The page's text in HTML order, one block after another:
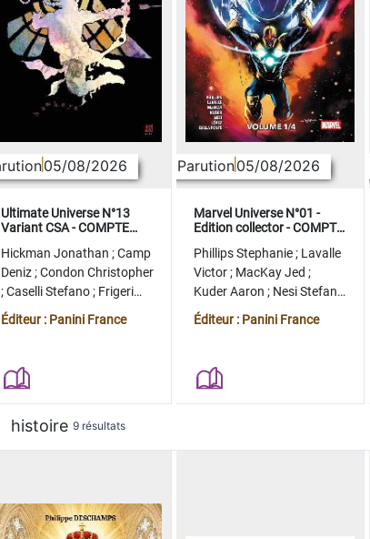
05/08/2026
Ultimate Universe N°13
Variant CSA - COMPTE
Hickman Jonathan ;Camp
Deniz;Condon Christopher
;Caselli Stefano; Frigeri
Juan
Éditeur : Panini France
Parution05/08/2026
Marvel Universe N°01 -
Edition collector - COMPTE
Phillips Stephanie; Lavalle
Victor; MacKay Jed ;
Kuder Aaron ; Nesi Stefano
;Lopez Alvaro
Éditeur : Panini France
histoire 9 résultats